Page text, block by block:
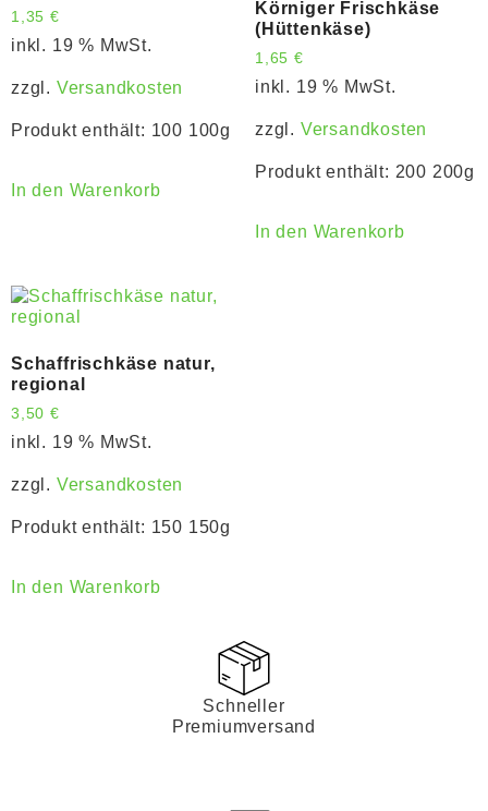
1,35 €
inkl. 19 % MwSt.
zzgl. Versandkosten
Produkt enthält: 100 100g
In den Warenkorb
Körniger Frischkäse
(Hüttenkäse)
1,65 €
inkl. 19 % MwSt.
zzgl. Versandkosten
Produkt enthält: 200 200g
In den Warenkorb
Schaffrischkäse natur,
regional
3,50 €
inkl. 19 % MwSt.
zzgl. Versandkosten
Produkt enthält: 150 150g
In den Warenkorb
Schneller
Premiumversand